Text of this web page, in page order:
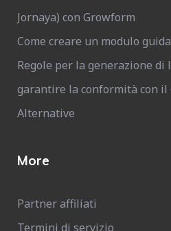
Jornaya) con Growform
Come creare un modulo
Regole per la generazione di
garantire la conformità con il
Alternative
More
Partner affiliati
Termini di servizio